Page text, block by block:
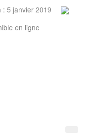
: 5 janvier 2019
en ligne